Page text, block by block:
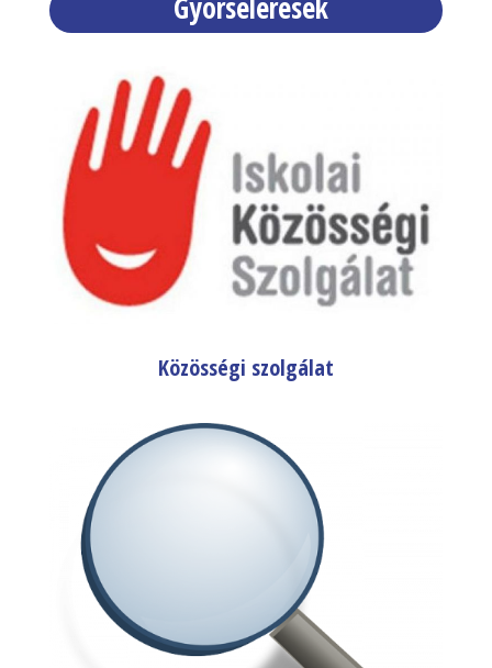
Gyorselérések
Közösségi szolgálat